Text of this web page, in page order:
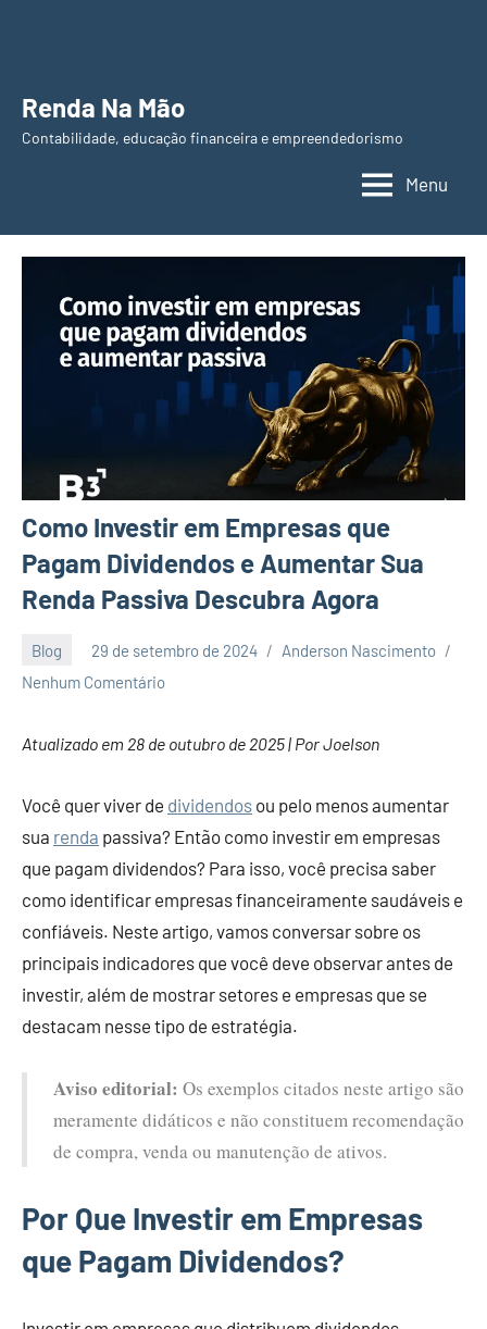
conteúdo
Renda Na Mão
Contabilidade, educação financeira e empreendedorismo
Menu
Como Investir em Empresas que
Pagam Dividendos e Aumentar Sua
Renda Passiva Descubra Agora
Blog 29 de setembro de 2024
Anderson Nascimento
Nenhum Comentário
Atualizado em 28 de outubro de 2025 | Por Joelson
Você quer viver de dividendos ou pelo menos aumentar
sua renda passiva? Então como investir em empresas
que pagam dividendos? Para isso, você precisa saber
como identificar empresas financeiramente saudáveis e
confiáveis. Neste artigo, vamos conversar sobre os
principais indicadores que você deve observar antes de
investir, além de mostrar setores e empresas que se
destacam nesse tipo de estratégia.
Aviso editorial: Os exemplos citados neste artigo são
meramente didáticos e não constituem recomendação
de compra, venda ou manutenção de ativos.
Por Que Investir em Empresas
que Pagam Dividendos?